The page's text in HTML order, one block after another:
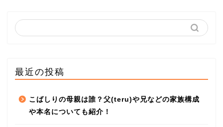
最近の投稿
こばしりの母親は誰？父(teru)や兄などの家族構成
や本名についても紹介！